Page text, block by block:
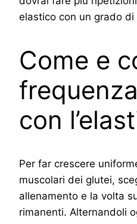
elastico con un grado
Come e
con
Per far crescere
muscolari dei glutei,
allenamento e la volta
rimanenti. Alternandoli